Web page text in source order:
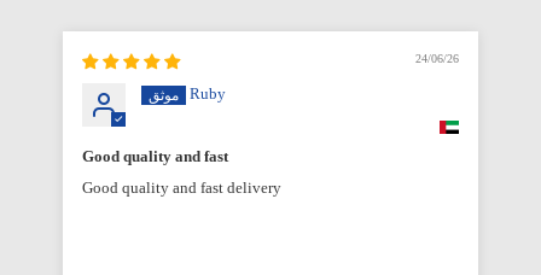
24/06/26
Ruby
Good quality and fast
Good quality and fast delivery